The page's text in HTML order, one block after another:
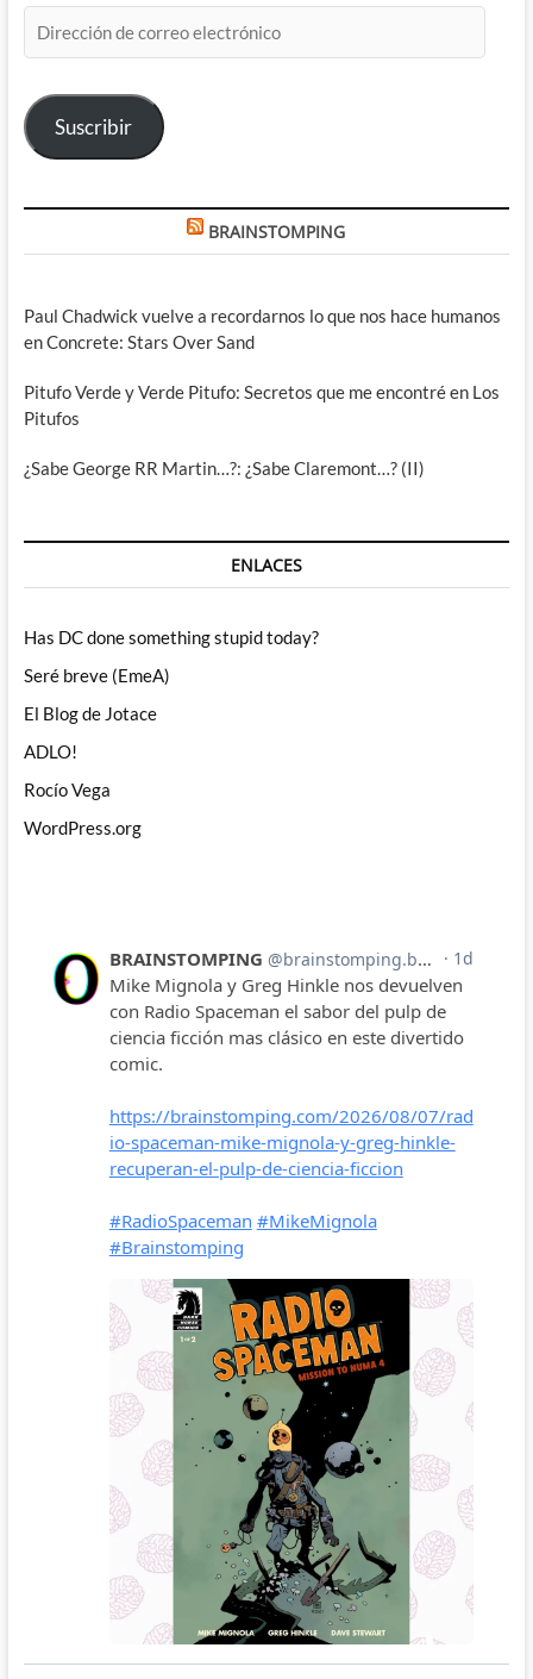
de
electrónico
Suscribir
BRAINSTOMPING
Paul Chadwick vuelve a recordarnos lo que nos hace humanos
en Concrete: Stars Over Sand
Pitufo Verde y Verde Pitufo: Secretos que me encontré en Los
Pitufos
¿Sabe George RR Martin…?: ¿Sabe Claremont…? (II)
ENLACES
Has DC done something stupid today?
Seré breve (EmeA)
El Blog de Jotace
ADLO!
Rocío Vega
WordPress.org